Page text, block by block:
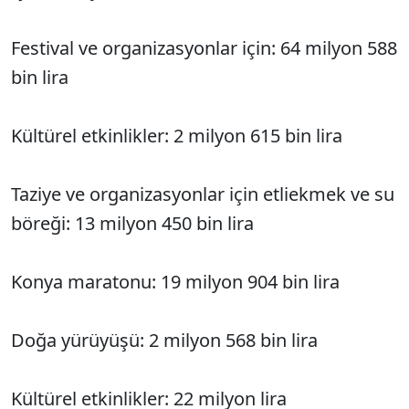
Festival ve organizasyonlar için: 64 milyon 588
bin lira
Kültürel etkinlikler: 2 milyon 615 bin lira
Taziye ve organizasyonlar için etliekmek ve su
böreği: 13 milyon 450 bin lira
Konya maratonu: 19 milyon 904 bin lira
Doğa yürüyüşü: 2 milyon 568 bin lira
Kültürel etkinlikler: 22 milyon lira